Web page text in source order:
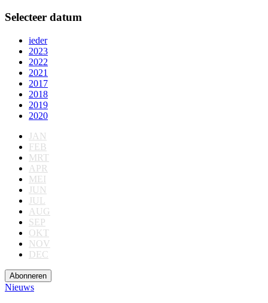
Selecteer datum
ieder
2023
2022
2021
2017
2018
2019
2020
JAN
FEB
MRT
APR
MEI
JUN
JUL
AUG
SEP
OKT
NOV
DEC
Abonneren
Nieuws